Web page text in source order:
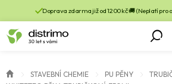
Doprava zdarma již od 1200 kč 🚚 (Neplatí
STAVEBNÍ CHEMIE PU PĚNY